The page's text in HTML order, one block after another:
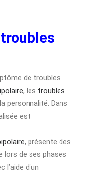
de troubles
, les troubles
personnalité. Dans
est
, présente des
lors de ses phases
l’aide d’un